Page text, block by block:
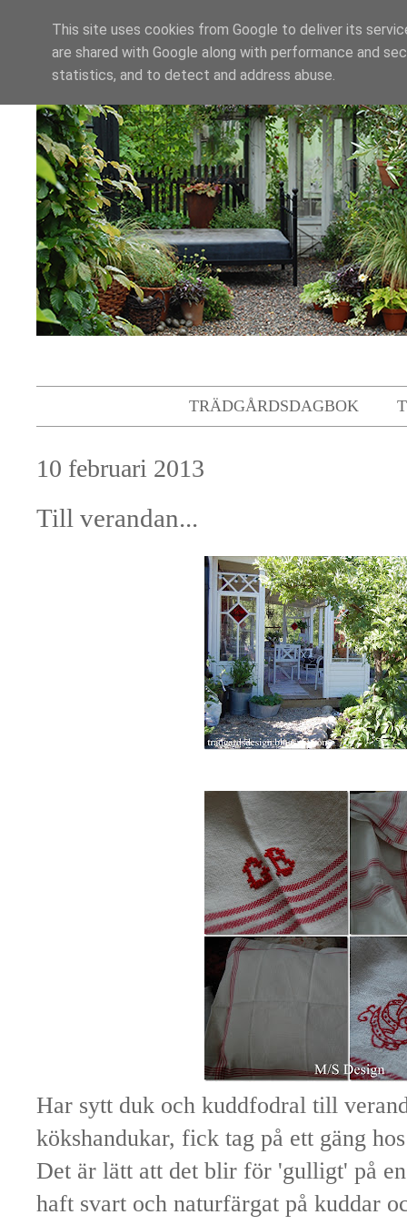
TRÄDGÅRDSDAGBOK
10 februari 2013
Till verandan...
Har sytt duk och kuddfodral till
kökshandukar, fick tag på ett gäng
Det är lätt att det blir för 'gulligt' på
haft svart och naturfärgat på kuddar
This site uses cookies from Google to deliver its
are shared with Google along with performance and
statistics, and to detect and address abuse.